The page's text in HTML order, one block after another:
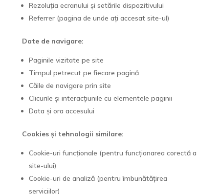
Rezoluția ecranului și setările dispozitivului
Referrer (pagina de unde ați accesat site-ul)
Date de navigare:
Paginile vizitate pe site
Timpul petrecut pe fiecare pagină
Căile de navigare prin site
Clicurile și interacțiunile cu elementele paginii
Data și ora accesului
Cookies și tehnologii similare:
Cookie-uri funcționale (pentru funcționarea corectă a
site-ului)
Cookie-uri de analiză (pentru îmbunătățirea
serviciilor)